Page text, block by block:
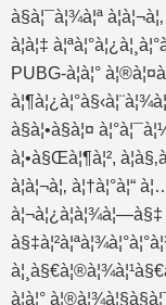
à§à¦¯à¦¾à¦ª
à¦à¦‡
PUBG-à¦à¦°
à§à¦•à§à¦¤
à¦•à§Œà¦¶à¦²,
à¦à¦¬à¦‚ à¦†à¦°à¦“
à¦¬à¦¿à¦­à¦¾à¦—à§‡
à¦à¦°